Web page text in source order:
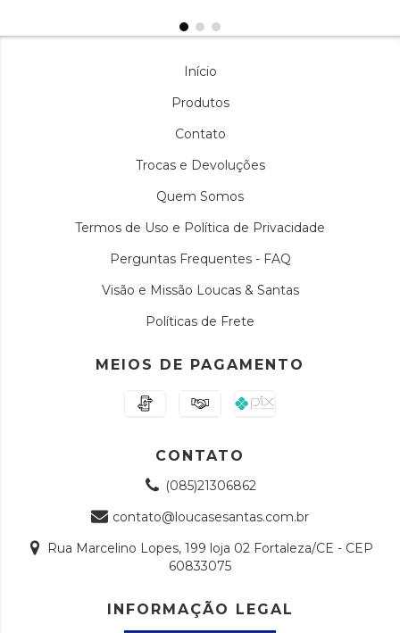
Início
Produtos
Contato
Trocas e Devoluções
Quem Somos
Termos de Uso e Política de Privacidade
Perguntas Frequentes - FAQ
Visão e Missão Loucas & Santas
Políticas de Frete
MEIOS DE PAGAMENTO
CONTATO
(085)21306862
contato@loucasesantas.com.br
Rua Marcelino Lopes, 199 loja 02 Fortaleza/CE - CEP
60833075
INFORMAÇÃO LEGAL